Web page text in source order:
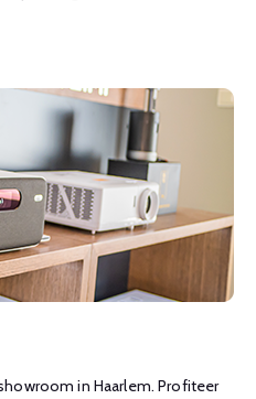
in Haarlem. Profiteer